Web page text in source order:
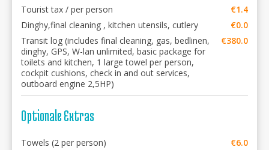
Tourist tax / per person
€1.4
Dinghy,final cleaning , kitchen utensils, cutlery
€0.0
Transit log (includes final cleaning, gas, bedlinen,
dinghy, GPS, W-lan unlimited, basic package for
toilets and kitchen, 1 large towel per person,
cockpit cushions, check in and out services,
outboard engine 2,5HP)
€380.0
Optionale Extras
Towels (2 per person)
€6.0